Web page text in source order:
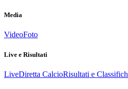
Media
VideoFoto
Live e Risultati
LiveDiretta CalcioRisultati e